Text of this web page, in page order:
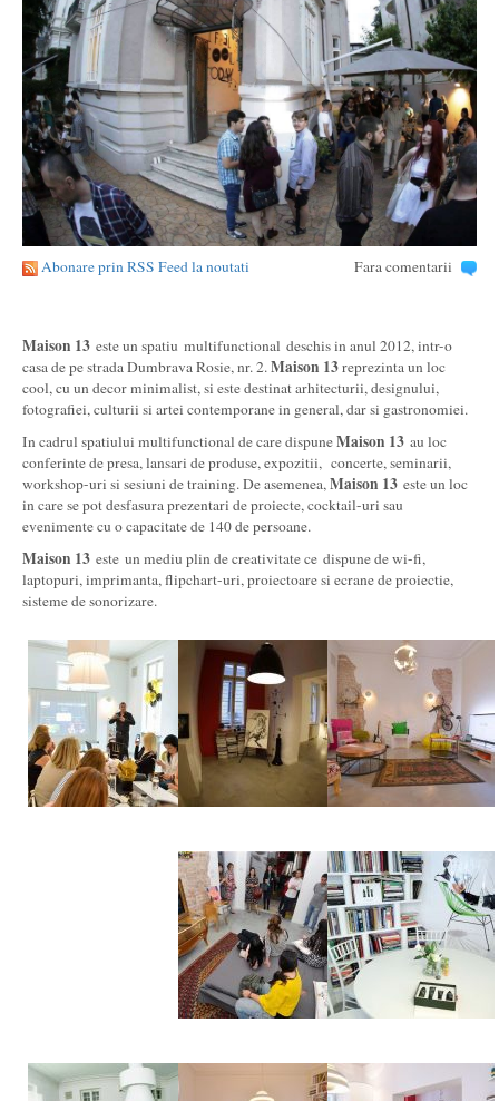
Abonare prin RSS Feed la noutati Fara comentarii
Maison 13 este un spatiu multifunctional deschis in anul 2012, intr-o
casa de pe strada Dumbrava Rosie, nr. 2.Maison 13reprezinta un loc
cool, cu un decor minimalist, si este destinat arhitecturii, designului,
fotografiei, culturii si artei contemporane in general, dar si gastronomiei.
In cadrul spatiului multifunctional de care dispuneMaison 13 au loc
conferinte de presa, lansari de produse, expozitii, concerte, seminarii,
workshop-uri si sesiuni de training. De asemenea,Maison 13 este un loc
in care se pot desfasura prezentari de proiecte, cocktail-uri sau
evenimente cu o capacitate de 140 de persoane.
Maison 13 este un mediu plin de creativitate ce dispune de wi-fi,
laptopuri, imprimanta, flipchart-uri, proiectoare si ecrane de proiectie,
sisteme de sonorizare.